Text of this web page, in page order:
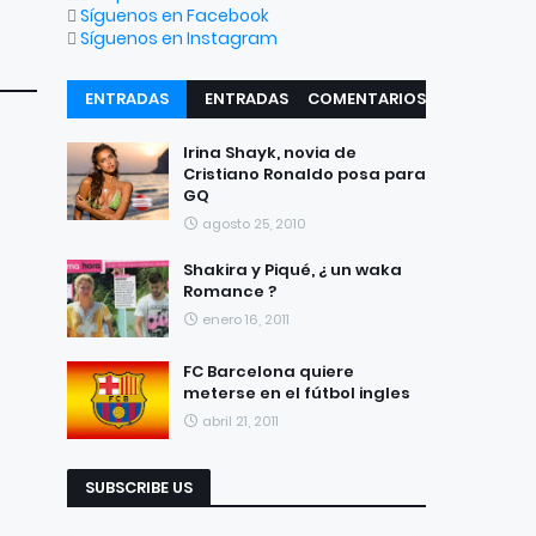
Síguenos en Facebook
Síguenos en Instagram
ENTRADAS
RECIENTES
ENTRADAS
COMENTARIOS
Irina Shayk, novia de
Cristiano Ronaldo posa para
GQ
agosto 25, 2010
Shakira y Piqué, ¿ un waka
Romance ?
enero 16, 2011
FC Barcelona quiere
meterse en el fútbol ingles
abril 21, 2011
SUBSCRIBE US